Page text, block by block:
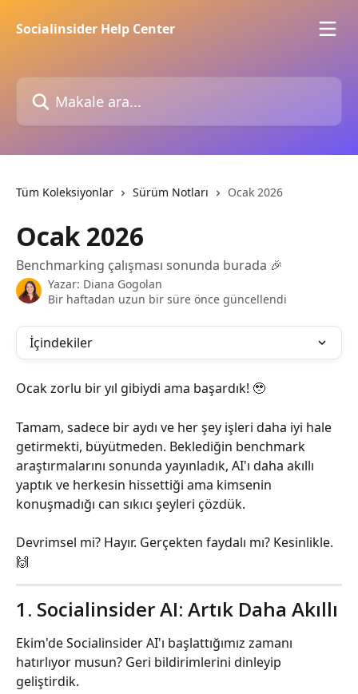
Socialinsider Help Center
Makale ara...
Tüm Koleksiyonlar Sürüm Notları Ocak 2026
Ocak 2026
Benchmarking çalışması sonunda burada 🎉
Yazar: Diana Gogolan
Bir haftadan uzun bir süre önce güncellendi
İçindekiler
Ocak zorlu bir yıl gibiydi ama başardık! 🥹
Tamam, sadece bir aydı ve her şey işleri daha iyi hale
getirmekti, büyütmeden. Beklediğin benchmark
araştırmalarını sonunda yayınladık, AI'ı daha akıllı
yaptık ve herkesin hissettiği ama kimsenin
konuşmadığı can sıkıcı şeyleri çözdük.
Devrimsel mi? Hayır. Gerçekten faydalı mı? Kesinlikle.
🙌
1. Socialinsider AI: Artık Daha Akıllı
Ekim'de Socialinsider AI'ı başlattığımız zamanı
hatırlıyor musun? Geri bildirimlerini dinleyip
geliştirdik.